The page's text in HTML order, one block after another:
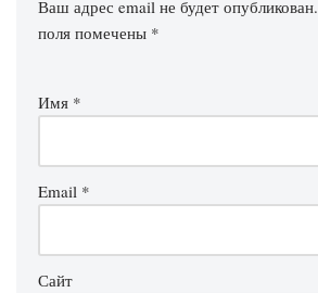
Ваш адрес email не будет опубликован.
поля помечены *
Имя *
Email *
Сайт